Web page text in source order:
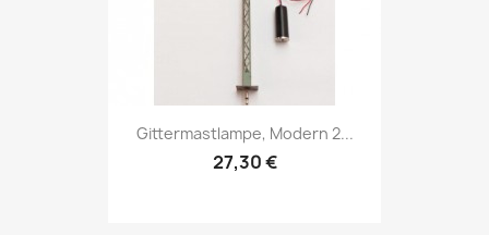
Gittermastlampe, Modern 2...
27,30 €